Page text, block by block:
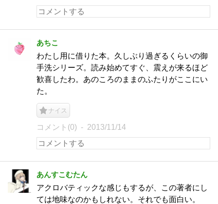
あちこ
わたし用に借りた本。久しぶり過ぎるくらいの御
手洗シリーズ。読み始めてすぐ、震えが来るほど
歓喜したわ。あのころのままのふたりがここにい
た。
ナイス
コメント(0) 2013/11/14
あんすこむたん
アクロバティックな感じもするが、この著者にし
ては地味なのかもしれない。それでも面白い。